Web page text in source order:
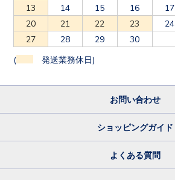
13
14 15 16 17
20
21 22 23 24
27
28 29 30
( 発送業務休日)
お問い合わせ
ショッピングガイド
よくある質問